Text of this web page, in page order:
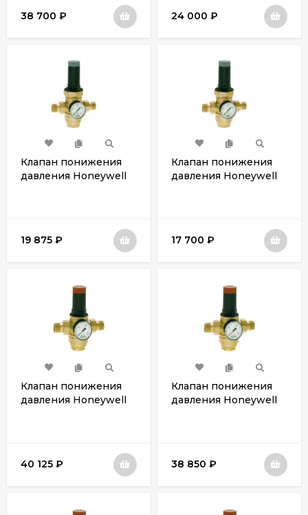
38 700 ₽ 24 000 ₽
Клапан понижения
давления Honeywell
19 875 ₽
Клапан понижения
давления Honeywell
17 700 ₽
Клапан понижения
давления Honeywell
40 125 ₽
Клапан понижения
давления Honeywell
38 850 ₽